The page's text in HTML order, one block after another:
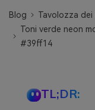
Blog
Tavolozza dei
Toni verde neon
#39ff14
TL;DR: